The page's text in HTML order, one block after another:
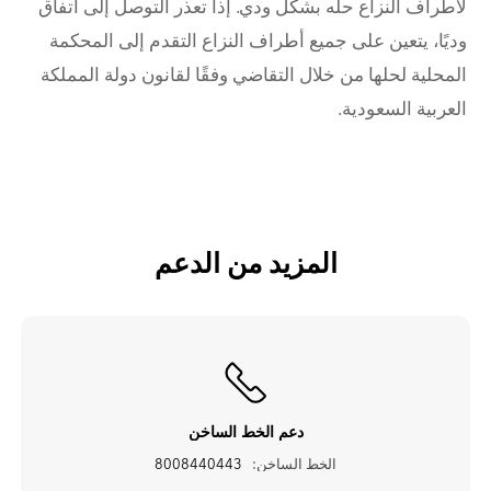
لأطراف النزاع حله بشكل ودي. إذا تعذر التوصل إلى اتفاق
وديًا، يتعين على جميع أطراف النزاع التقدم إلى المحكمة
المحلية لحلها من خلال التقاضي وفقًا لقانون دولة المملكة
العربية السعودية.
المزيد من الدعم
دعم الخط الساخن
الخط الساخن: 8008440443